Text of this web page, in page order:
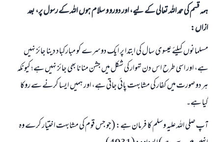
ہمہ قسم کی حمد اللہ تعالی کے لیے، اور دورو و سلام ہوں اللہ کے رسول پر، بعد
ازاں:
مسلمانوں کیلئے عیسوی سال کی ابتدا پر ایک دوسرے کو مبارکباد دینا جائز نہیں
ہے، اور اسی طرح اس دن تہوار کی شکل میں جشن منانا بھی جائز نہیں ہے؛ کیونکہ
ہر دو صورت میں کفار کی مشابہت پائی جاتی ہے، اور ہمیں ایسا کرنے سے روکا
گیا ہے۔
آپ صلی اللہ علیہ وسلم کا فرمان ہے: (جو جس قوم کی مشابہت اختیار کرے وہ
جواب نمبر 110845 نے نکاح ٹوٹنے سے بچایا۔
امت مسلمہ کے واسطے جوابات پیش کرنے کے لیے ہماری مدد کریں